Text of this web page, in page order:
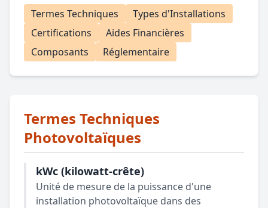
Termes Techniques
Types d'Installations
Certifications
Aides Financières
Composants
Réglementaire
Termes Techniques
Photovoltaïques
kWc (kilowatt-crête)
Unité de mesure de la puissance d'une
installation photovoltaïque dans des